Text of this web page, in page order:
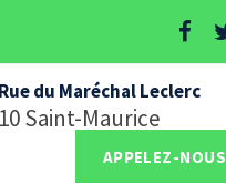
du Maréchal Leclerc
Saint-Maurice
APPELEZ-NOUS